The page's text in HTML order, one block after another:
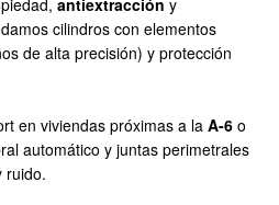
antiextracción y
cilindros con elementos
de alta precisión) y protección
en viviendas próximas a laA-6 o
automático y juntas perimetrales
ruido.